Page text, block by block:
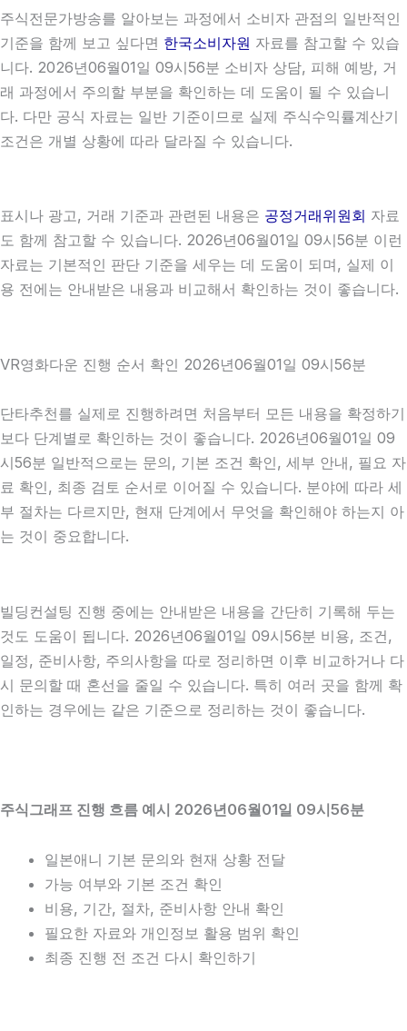
주식전문가방송를 알아보는 과정에서 소비자 관점의 일반적인
기준을 함께 보고 싶다면 한국소비자원 자료를 참고할 수 있습
니다. 2026년06월01일 09시56분 소비자 상담, 피해 예방, 거
래 과정에서 주의할 부분을 확인하는 데 도움이 될 수 있습니
다. 다만 공식 자료는 일반 기준이므로 실제 주식수익률계산기
조건은 개별 상황에 따라 달라질 수 있습니다.
표시나 광고, 거래 기준과 관련된 내용은 공정거래위원회 자료
도 함께 참고할 수 있습니다. 2026년06월01일 09시56분 이런
자료는 기본적인 판단 기준을 세우는 데 도움이 되며, 실제 이
용 전에는 안내받은 내용과 비교해서 확인하는 것이 좋습니다.
VR영화다운 진행 순서 확인 2026년06월01일 09시56분
단타추천를 실제로 진행하려면 처음부터 모든 내용을 확정하기
보다 단계별로 확인하는 것이 좋습니다. 2026년06월01일 09
시56분 일반적으로는 문의, 기본 조건 확인, 세부 안내, 필요 자
료 확인, 최종 검토 순서로 이어질 수 있습니다. 분야에 따라 세
부 절차는 다르지만, 현재 단계에서 무엇을 확인해야 하는지 아
는 것이 중요합니다.
빌딩컨설팅 진행 중에는 안내받은 내용을 간단히 기록해 두는
것도 도움이 됩니다. 2026년06월01일 09시56분 비용, 조건,
일정, 준비사항, 주의사항을 따로 정리하면 이후 비교하거나 다
시 문의할 때 혼선을 줄일 수 있습니다. 특히 여러 곳을 함께 확
인하는 경우에는 같은 기준으로 정리하는 것이 좋습니다.
주식그래프 진행 흐름 예시 2026년06월01일 09시56분
일본애니 기본 문의와 현재 상황 전달
가능 여부와 기본 조건 확인
비용, 기간, 절차, 준비사항 안내 확인
필요한 자료와 개인정보 활용 범위 확인
최종 진행 전 조건 다시 확인하기